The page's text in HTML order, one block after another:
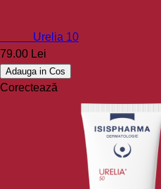
Urelia 10
79.00 Lei
Adauga in Cos
Corectează